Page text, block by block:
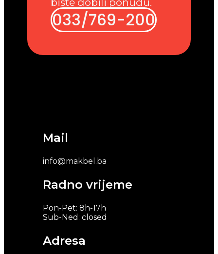
Mail
info@makbel.ba
Radno vrijeme
Pon-Pet: 8h-17h
Sub-Ned: closed
Adresa
033/769-200